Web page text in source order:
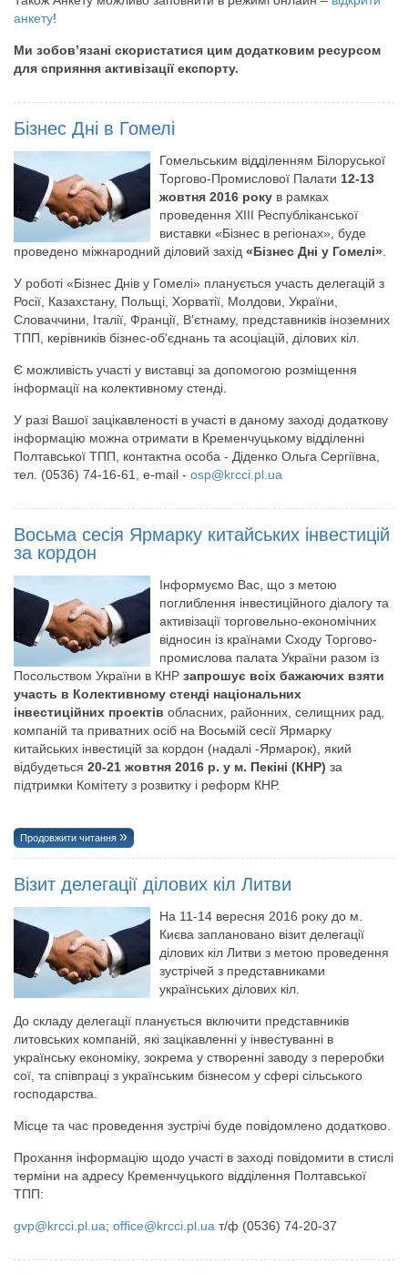
анкету!
Ми зобов’язані скористатися цим додатковим ресурсом
для сприяння активізації експорту.
Бізнес Дні в Гомелі
Гомельським відділенням Білоруської
Торгово-Промислової Палати 12-13
жовтня 2016 року в рамках
проведення XIII Республіканської
виставки «Бізнес в регіонах», буде
проведено міжнародний діловий захід «Бізнес Дні у Гомелі»
У роботі «Бізнес Днів у Гомелі» планується участь делегацій з
Росії, Казахстану, Польщі, Хорватії, Молдови, України,
Словаччини, Італії, Франції, В'єтнаму, представників іноземних
ТПП, керівників бізнес-об'єднань та асоціацій, ділових кіл.
Є можливість участі у виставці за допомогою розміщення
інформації на колективному стенді.
У разі Вашої зацікавленості в участі в даному заході додаткову
інформацію можна отримати в Кременчуцькому відділенні
Полтавської ТПП, контактна особа - Діденко Ольга Сергіївна,
тел. (0536) 74-16-61, e-mail - osp@krcci.pl.ua
Восьма сесія Ярмарку китайських інвестицій
за кордон
Інформуємо Вас, що з метою
поглиблення інвестиційного діалогу та
активізації торговельно-економічних
відносин із країнами Сходу Торгово-
промислова палата України разом із
Посольством України в КНР запрошує всіх бажаючих взяти
участь в Колективному стенді національних
інвестиційних проектів обласних, районних, селищних рад,
компаній та приватних осіб на Восьмій сесії Ярмарку
китайських інвестицій за кордон (надалі -Ярмарок), який
відбудеться 20-21 жовтня 2016 р. у м. Пекіні (КНР) за
підтримки Комітету з розвитку і реформ КНР.
Продовжити читання
Візит делегації ділових кіл Литви
На 11-14 вересня 2016 року до м.
Києва заплановано візит делегації
ділових кіл Литви з метою проведення
зустрічей з представниками
українських ділових кіл.
До складу делегації планується включити представників
литовських компаній, які зацікавленні у інвестуванні в
українську економіку, зокрема у створенні заводу з переробки
сої, та співпраці з українським бізнесом у сфері сільського
господарства.
Місце та час проведення зустрічі буде повідомлено додатково.
Прохання інформацію щодо участі в заході повідомити в стислі
терміни на адресу Кременчуцького відділення Полтавської
ТПП:
gvp@krcci.pl.ua; office@krcci.pl.ua т/ф (0536) 74-20-37